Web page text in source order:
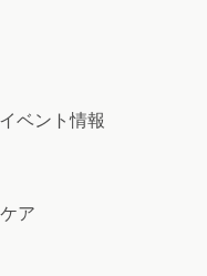
イベント情報
ア